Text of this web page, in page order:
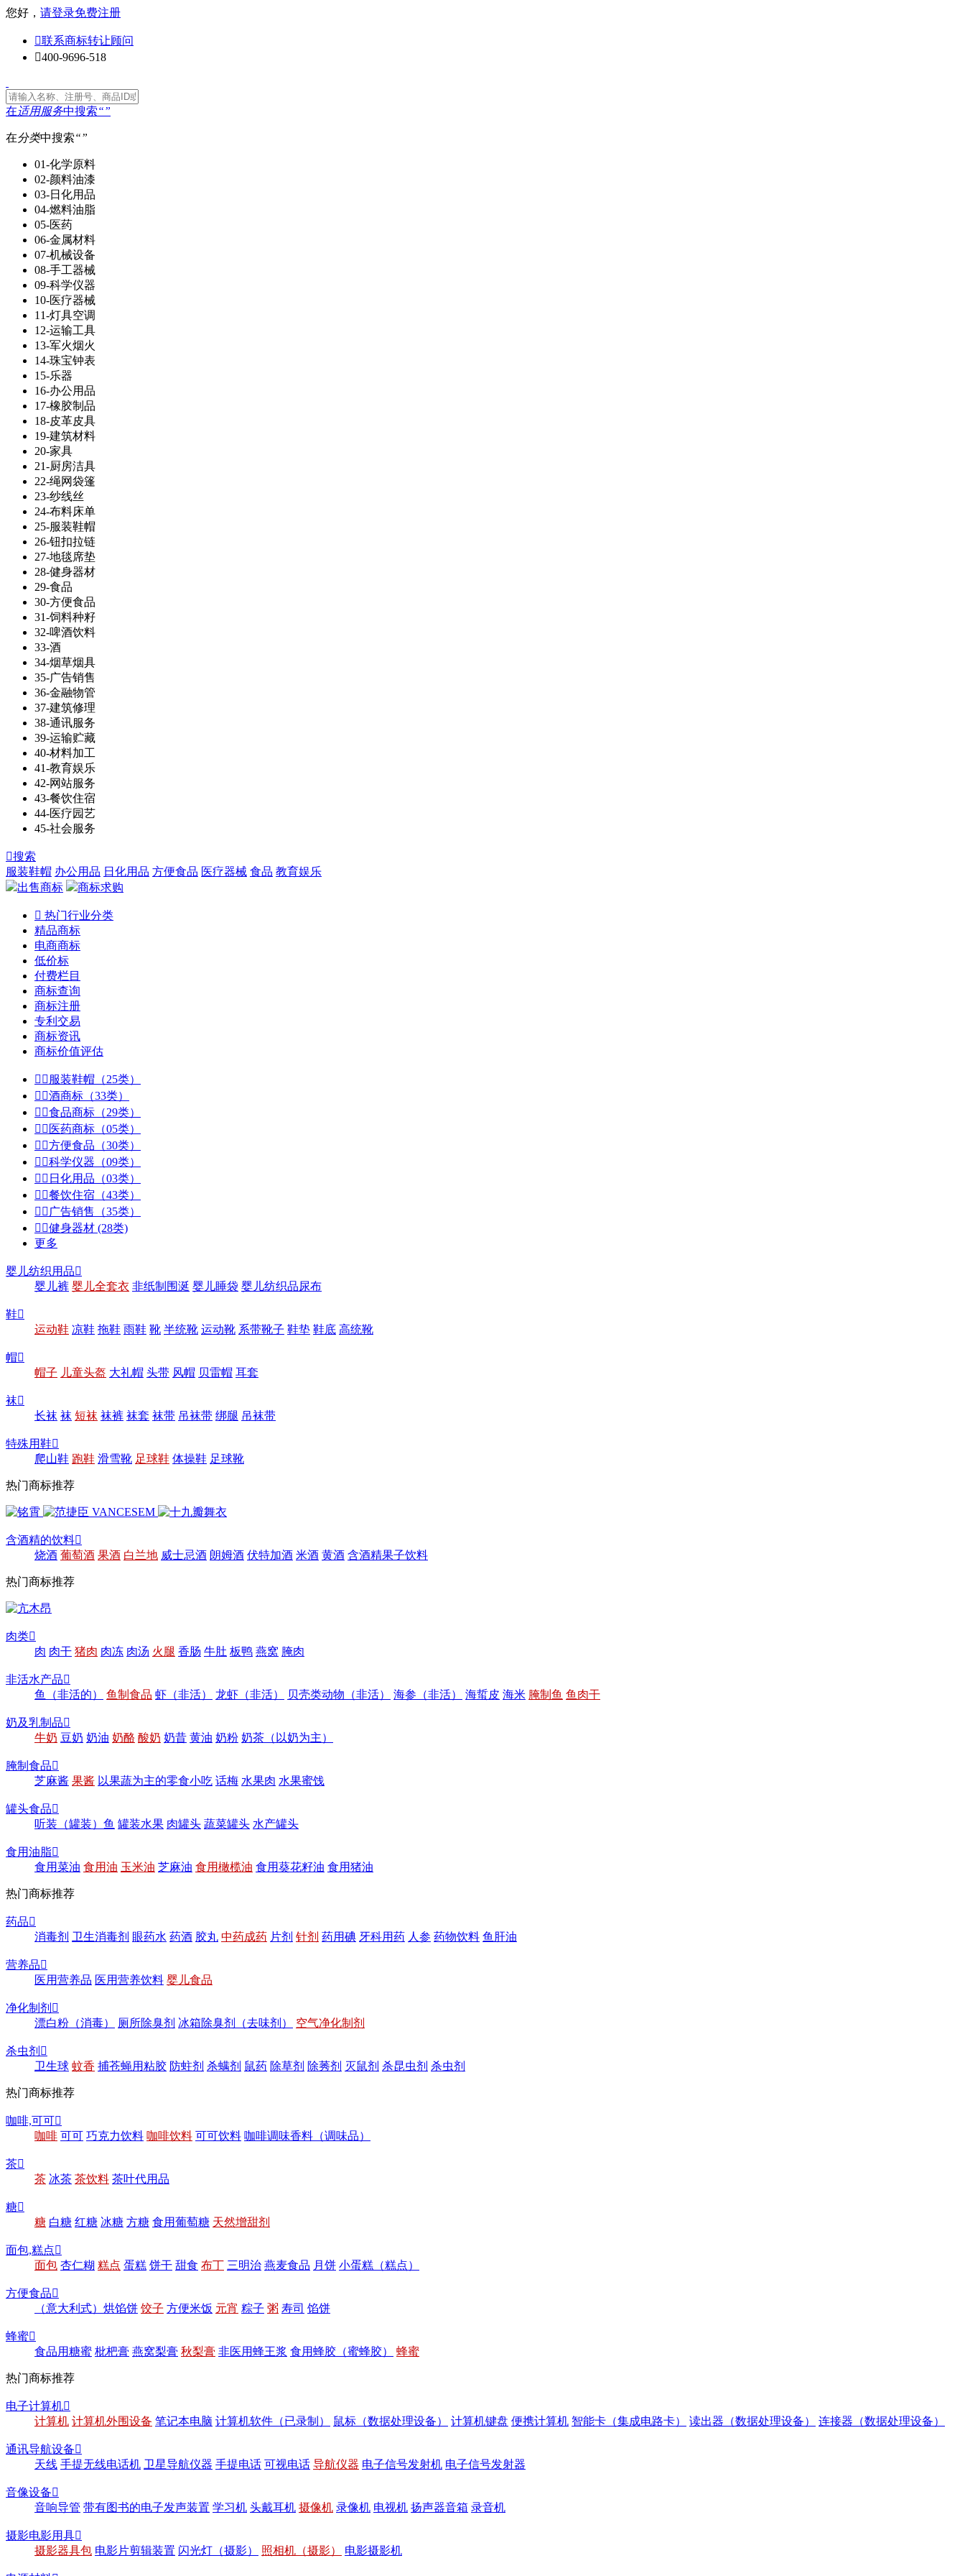
您好， 请登录免费注册
联系商标转让顾问
400-9696-518
在适用服务中搜索“”
在分类中搜索“”
01-化学原料
02-颜料油漆
03-日化用品
04-燃料油脂
05-医药
06-金属材料
07-机械设备
08-手工器械
09-科学仪器
10-医疗器械
11-灯具空调
12-运输工具
13-军火烟火
14-珠宝钟表
15-乐器
16-办公用品
17-橡胶制品
18-皮革皮具
19-建筑材料
20-家具
21-厨房洁具
22-绳网袋篷
23-纱线丝
24-布料床单
25-服装鞋帽
26-钮扣拉链
27-地毯席垫
28-健身器材
29-食品
30-方便食品
31-饲料种籽
32-啤酒饮料
33-酒
34-烟草烟具
35-广告销售
36-金融物管
37-建筑修理
38-通讯服务
39-运输贮藏
40-材料加工
41-教育娱乐
42-网站服务
43-餐饮住宿
44-医疗园艺
45-社会服务
搜索
服装鞋帽 办公用品 日化用品 方便食品 医疗器械 食品 教育娱乐
出售商标
商标求购
 热门行业分类
精品商标
电商商标
低价标
付费栏目
商标查询
商标注册
专利交易
商标资讯
商标价值评估
  服装鞋帽（25类）
 酒商标（33类）
 食品商标（29类）
  医药商标（05类）
 方便食品（30类）
 科学仪器（09类）
  日化用品（03类）
 餐饮住宿（43类）
  广告销售（35类）
 健身器材 (28类)
更多
婴儿纺织用品
婴儿裤 婴儿全套衣 非纸制围涎 婴儿睡袋 婴儿纺织品尿布
鞋
运动鞋 凉鞋 拖鞋 雨鞋 靴 半统靴 运动靴 系带靴子 鞋垫 鞋底 高统靴
帽
帽子 儿童头盔 大礼帽 头带 风帽 贝雷帽 耳套
袜
长袜 袜 短袜 袜裤 袜套 袜带 吊袜带 绑腿 吊袜带
特殊用鞋
爬山鞋 跑鞋 滑雪靴 足球鞋 体操鞋 足球靴
热门商标推荐
含酒精的饮料
烧酒 葡萄酒 果酒 白兰地 威士忌酒 朗姆酒 伏特加酒 米酒 黄酒 含酒精果子饮料
热门商标推荐
肉类
肉 肉干 猪肉 肉冻 肉汤 火腿 香肠 牛肚 板鸭 燕窝 腌肉
非活水产品
鱼（非活的）
鱼制食品 虾（非活） 龙虾（非活） 贝壳类动物（非活） 海参（非活） 海蜇皮 海米 腌制鱼 鱼肉干
奶及乳制品
牛奶 豆奶 奶油 奶酪 酸奶 奶昔 黄油 奶粉 奶茶（以奶为主）
腌制食品
芝麻酱 果酱 以果蔬为主的零食小吃 话梅 水果肉 水果蜜饯
罐头食品
听装（罐装）鱼 罐装水果 肉罐头 蔬菜罐头 水产罐头
食用油脂
食用菜油 食用油 玉米油 芝麻油 食用橄榄油 食用葵花籽油 食用猪油
热门商标推荐
药品
消毒剂 卫生消毒剂 眼药水 药酒 胶丸 中药成药 片剂 针剂 药用碘 牙科用药 人参 药物饮料 鱼肝油
营养品
医用营养品 医用营养饮料 婴儿食品
净化制剂 
漂白粉（消毒）
厕所除臭剂 冰箱除臭剂（去味剂） 空气净化制剂
杀虫剂 
卫生球 蚊香 捕苍蝇用粘胶 防蛀剂 杀螨剂 鼠药 除草剂 除莠剂 灭鼠剂 杀昆虫剂 杀虫剂
热门商标推荐
咖啡,可可
咖啡 可可 巧克力饮料 咖啡饮料 可可饮料 咖啡调味香料（调味品）
茶
茶 冰茶 茶饮料 茶叶代用品
糖
糖 白糖 红糖 冰糖 方糖 食用葡萄糖 天然增甜剂
面包,糕点
面包 杏仁糊 糕点 蛋糕 饼干 甜食 布丁 三明治 燕麦食品 月饼 小蛋糕（糕点）
方便食品
（意大利式）烘馅饼 饺子 方便米饭 元宵 粽子 粥 寿司 馅饼
蜂蜜
食品用糖蜜 枇杷膏 燕窝梨膏 秋梨膏 非医用蜂王浆 食用蜂胶（蜜蜂胶） 蜂蜜
热门商标推荐
电子计算机
计算机 计算机外围设备 笔记本电脑 计算机软件（已录制） 鼠标（数据处理设备） 计算机键盘 便携计算机 智能卡（集成电路卡） 读出器（数据处理设备） 连接器（数据处理设备）
通讯导航设备
天线 手提无线电话机 卫星导航仪器 手提电话 可视电话 导航仪器 电子信号发射机 电子信号发射器
音像设备
音响导管 带有图书的电子发声装置 学习机 头戴耳机 摄像机 录像机 电视机 扬声器音箱 录音机
摄影电影用具
摄影器具包 电影片剪辑装置 闪光灯（摄影） 照相机（摄影） 电影摄影机